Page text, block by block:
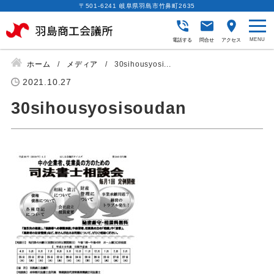
〒501-6241 岐阜県羽島市竹鼻町2635
電話する 問合せ アクセス
ホーム メディア 30sihousyosi...
2021.10.27
30sihousyosisoudan